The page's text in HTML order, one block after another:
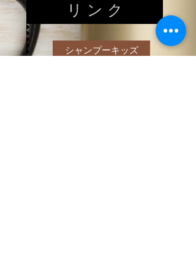
リ ン ク
シャンプーキッズ